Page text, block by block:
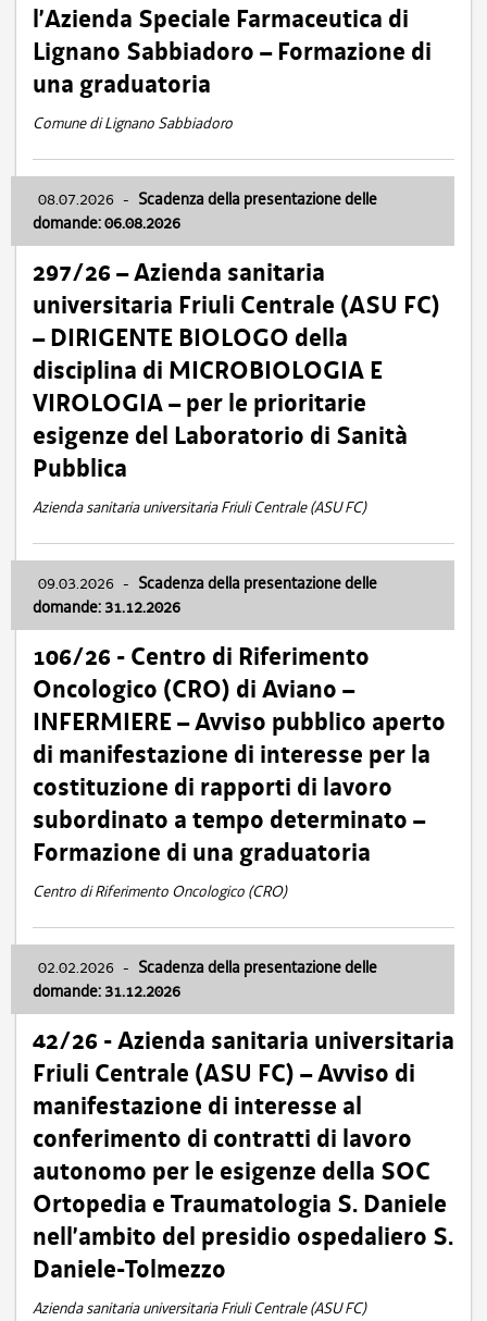
l’Azienda Speciale Farmaceutica di
Lignano Sabbiadoro – Formazione di
una graduatoria
Comune di Lignano Sabbiadoro
08.07.2026 - Scadenza della presentazione delle
domande: 06.08.2026
297/26 – Azienda sanitaria
universitaria Friuli Centrale (ASU FC)
– DIRIGENTE BIOLOGO della
disciplina di MICROBIOLOGIA E
VIROLOGIA – per le prioritarie
esigenze del Laboratorio di Sanità
Pubblica
Azienda sanitaria universitaria Friuli Centrale (ASU FC)
09.03.2026 - Scadenza della presentazione delle
domande: 31.12.2026
106/26 - Centro di Riferimento
Oncologico (CRO) di Aviano –
INFERMIERE – Avviso pubblico aperto
di manifestazione di interesse per la
costituzione di rapporti di lavoro
subordinato a tempo determinato –
Formazione di una graduatoria
Centro di Riferimento Oncologico (CRO)
02.02.2026 - Scadenza della presentazione delle
domande: 31.12.2026
42/26 - Azienda sanitaria universitaria
Friuli Centrale (ASU FC) – Avviso di
manifestazione di interesse al
conferimento di contratti di lavoro
autonomo per le esigenze della SOC
Ortopedia e Traumatologia S. Daniele
nell’ambito del presidio ospedaliero S.
Daniele-Tolmezzo
Azienda sanitaria universitaria Friuli Centrale (ASU FC)